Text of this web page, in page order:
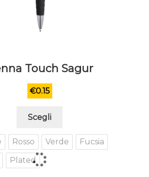
Touch Sagur
€0.15
Scegli
ha
più
Rosso Verde
Fucsia
Plated